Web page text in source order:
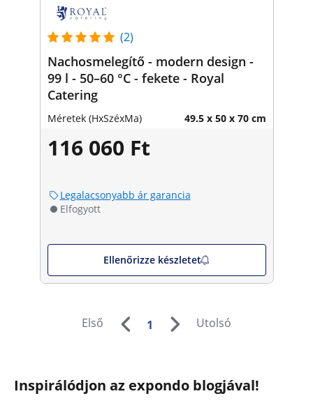
(2)
Nachosmelegítő - modern design -
99 l - 50–60 °C - fekete - Royal
Catering
Méretek (HxSzéxMa) 49.5 x 50 x 70 cm
116 060 Ft
Legalacsonyabb ár garancia
Elfogyott
Ellenőrizze készletet
Első 1 Utolsó
Inspirálódjon az expondo blogjával!